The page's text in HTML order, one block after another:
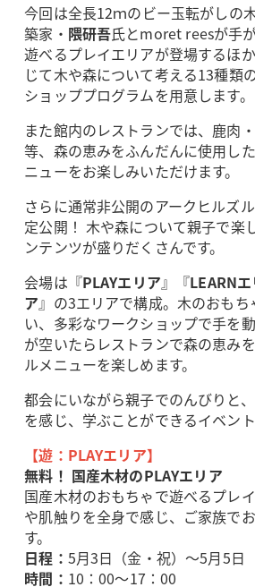
今回は全長12ｍのビー玉転がしの
築家・ 隈研吾氏とmoret reesが手
遊べるプレイエリアが登場するほ
じて木や森について考える13種類
ショッププログラムを用意します。
また館内のレストランでは、鹿肉
等、森の恵みをふんだんに使用し
ニューをお楽しみいただけます。
さらに通常非公開のアークヒルズ
定公開！ 木や森について親子で楽
ンテンツが盛りだくさんです。
会場は『PLAYエリア』『LEARN
ア』の3エリアで構成。木のおも
い、多彩なワークショップで手を
が空いたらレストランで森の恵み
ルメニューを楽しめます。
都会にいながら親子でのんびりと
を感じ、学ぶことができるイベント
【遊：PLAYエリア】
無料！ 国産木材のPLAYエリア
国産木材のおもちゃで遊べるプレ
や肌触りを全身で感じ、ご家族で
す。
日程： 5月3日（金・祝）～5月5日
時間： 10：00～17：00